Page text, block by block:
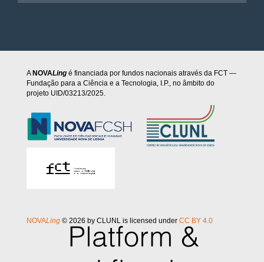
A NOVALing é financiada por fundos nacionais através da FCT —
Fundação para a Ciência e a Tecnologia, I.P., no âmbito do
projeto UID/03213/2025.
NOVALing © 2026 by CLUNL is licensed under CC BY 4.0